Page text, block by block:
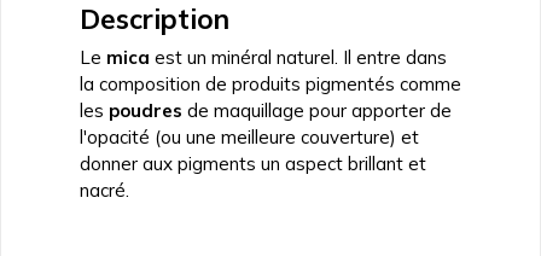
Description
Le mica est un minéral naturel. Il entre dans
la composition de produits pigmentés comme
les poudres de maquillage pour apporter de
l'opacité (ou une meilleure couverture) et
donner aux pigments un aspect brillant et
nacré.